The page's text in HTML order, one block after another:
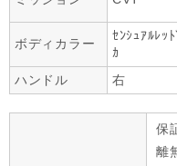
ボディカラー
ｾﾝｼｭｱﾙﾚｯ
ｶ
ハンドル 右
保
離